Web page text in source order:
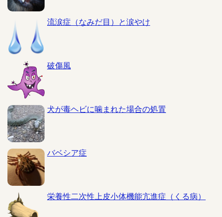
流涙症（なみだ目）と涙やけ
破傷風
犬が毒ヘビに噛まれた場合の処置
バベシア症
栄養性二次性上皮小体機能亢進症（くる病）